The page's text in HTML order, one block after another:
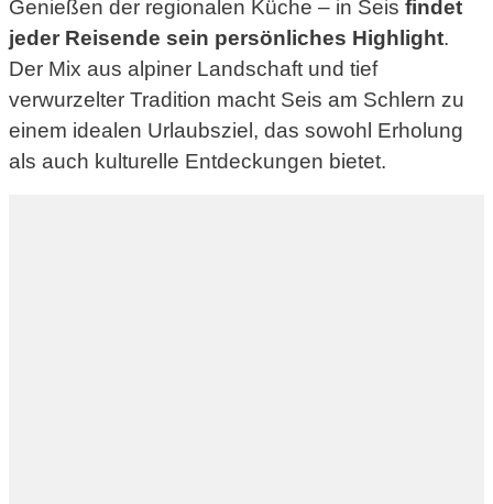
Genießen der regionalen Küche – in Seis findet
jeder Reisende sein persönliches Highlight.
Der Mix aus alpiner Landschaft und tief
verwurzelter Tradition macht Seis am Schlern zu
einem idealen Urlaubsziel, das sowohl Erholung
als auch kulturelle Entdeckungen bietet.